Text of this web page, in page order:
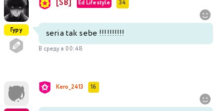
Гуру
[SB] Ed Lifestyle 34
seria tak sebe !!!!!!!!!!
В среду в 00:48
Kero_2413 16